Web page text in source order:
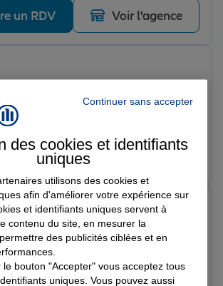
un RDV Voir l'agence
est à l’écoute, réactif et toujours de bon
sont simples et bien expliquées.
le suivi personnalisé et la
cas de besoin. Je recommande sans
pour son professionnalisme et son
un RDV
ANTIBES LITTORAL
et explications faciles à comprendre
Continuer sans accepter
des cookies et identifiants
uniques
utilisons des cookies et
afin d'améliorer votre expérience sur
et identifiants uniques servent à
contenu du site, en mesurer la
des publicités ciblées et en
le bouton "Accepter" vous acceptez tous
uniques. Vous pouvez aussi